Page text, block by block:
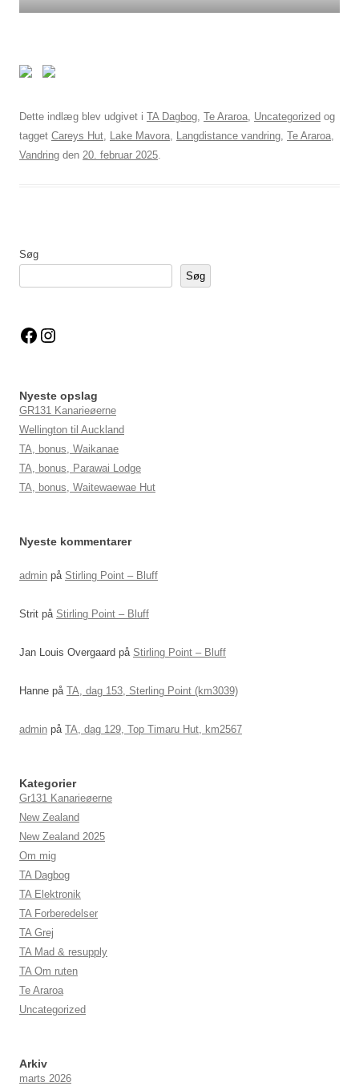
Dette indlæg blev udgivet i TA Dagbog, Te Araroa, Uncategorized og
tagget Careys Hut, Lake Mavora, Langdistance vandring, Te Araroa,
Vandring den 20. februar 2025.
Søg
Søg
Facebook
Nyeste opslag
GR131 Kanarieøerne
Wellington til Auckland
TA, bonus, Waikanae
TA, bonus, Parawai Lodge
TA, bonus, Waitewaewae Hut
Nyeste kommentarer
admin på Stirling Point – Bluff
Strit på Stirling Point – Bluff
Jan Louis Overgaard på Stirling Point – Bluff
Hanne på TA, dag 153, Sterling Point (km3039)
admin på TA, dag 129, Top Timaru Hut, km2567
Kategorier
Gr131 Kanarieøerne
New Zealand
New Zealand 2025
Om mig
TA Dagbog
TA Elektronik
TA Forberedelser
TA Grej
TA Mad & resupply
TA Om ruten
Te Araroa
Uncategorized
Arkiv
marts 2026